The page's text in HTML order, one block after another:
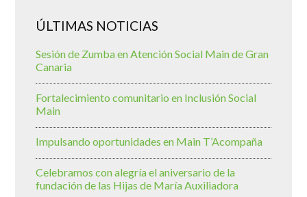
ÚLTIMAS NOTICIAS
Sesión de Zumba en Atención Social Main de Gran
Canaria
Fortalecimiento comunitario en Inclusión Social
Main
Impulsando oportunidades en Main T’Acompaña
Celebramos con alegría el aniversario de la
fundación de las Hijas de María Auxiliadora